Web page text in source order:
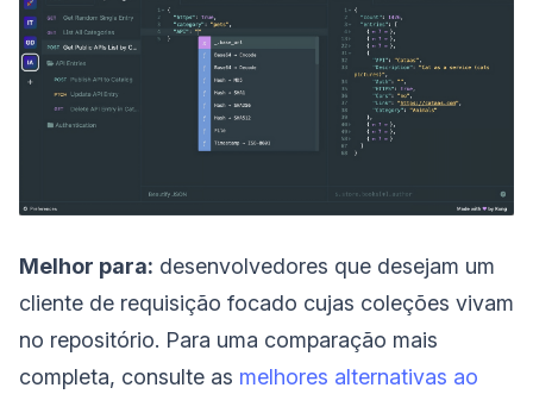
Melhor para: desenvolvedores que desejam um
cliente de requisição focado cujas coleções vivam
no repositório. Para uma comparação mais
completa, consulte as melhores alternativas ao